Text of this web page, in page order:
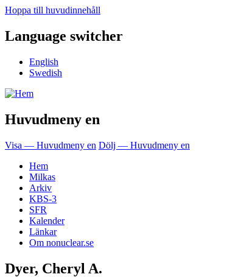
Hoppa till huvudinnehåll
Language switcher
English
Swedish
Huvudmeny en
Visa — Huvudmeny en Dölj — Huvudmeny en
Hem
Milkas
Arkiv
KBS-3
SFR
Kalender
Länkar
Om nonuclear.se
Dyer, Cheryl A.